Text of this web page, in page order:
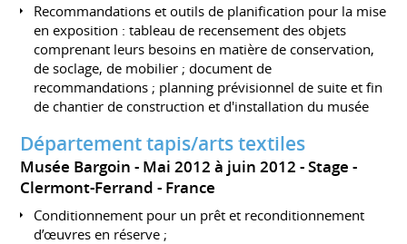
Recommandations et outils de planification pour la mise
en exposition : tableau de recensement des objets
comprenant leurs besoins en matière de conservation,
de soclage, de mobilier ; document de
recommandations ; planning prévisionnel de suite et fin
de chantier de construction et d'installation du musée
Département tapis/arts textiles
Musée Bargoin Mai 2012 à juin 2012 Stage
Clermont-Ferrand
France
Conditionnement pour un prêt et reconditionnement
d’œuvres en réserve ;